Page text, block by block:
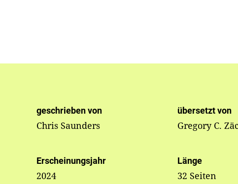
geschrieben von
Chris Saunders
übersetzt von
Gregory C.
Erscheinungsjahr
2024
Länge
32 Seiten